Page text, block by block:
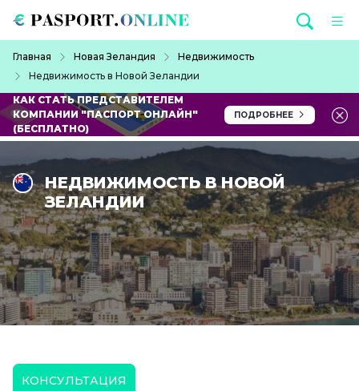
Главная Новая Зеландия
Недвижимость
Недвижимость в Новой Зеландии
КАК СТАТЬ ПРЕДСТАВИТЕЛЕМ
КОМПАНИИ "ПАСПОРТ ОНЛАЙН"
(БЕСПЛАТНО)
ПОДРОБНЕЕ
НЕДВИЖИМОСТЬ В НОВОЙ
ЗЕЛАНДИИ
КОНСУЛЬТАЦИЯ